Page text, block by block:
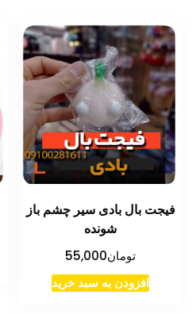
فیجت بال بادی سیر چشم باز
شونده
تومان55,000
افزودن به سبد خرید